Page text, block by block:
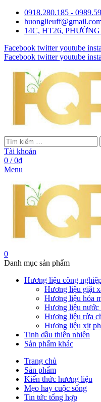
0918.280.185 -
14C, HT26,
Facebook twitter youtube
Facebook twitter youtube
Tài khoản
0 / 0₫
Menu
0
Danh mục sản phẩm
Hương liệu công
Hương liệu giặt
Hương liệu hóa
Hương liệu nước
Hương liệu rửa
Hương liệu xịt
Tinh dầu thiên nhiên
Sản phẩm khác
Trang chủ
Sản phẩm
Kiến thức hương liệu
Mẹo hay cuộc sống
Tin tức tổng hợp